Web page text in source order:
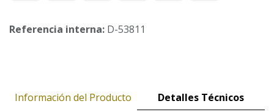
Referencia interna: D-53811
Información del Producto Detalles Técnicos